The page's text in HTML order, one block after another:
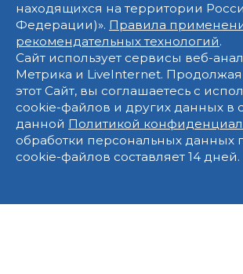
находящихся на территории
Федерации)». Правила
рекомендательных технологий.
Сайт использует сервисы веб-
Метрика и LiveInternet. Продолжая
этот Сайт, вы соглашаетесь с
cookie-файлов и других данных в
данной Политикой
обработки персональных
cookie-файлов составляет 14 дней.